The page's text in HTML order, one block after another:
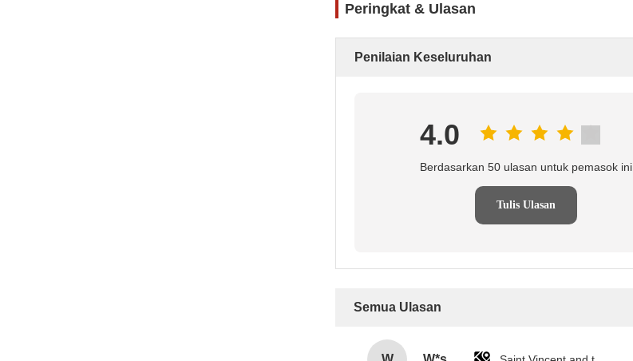
Peringkat & Ulasan
Penilaian Keseluruhan
4.0
Berdasarkan 50 ulasan untuk pemasok ini
Tulis Ulasan
Semua Ulasan